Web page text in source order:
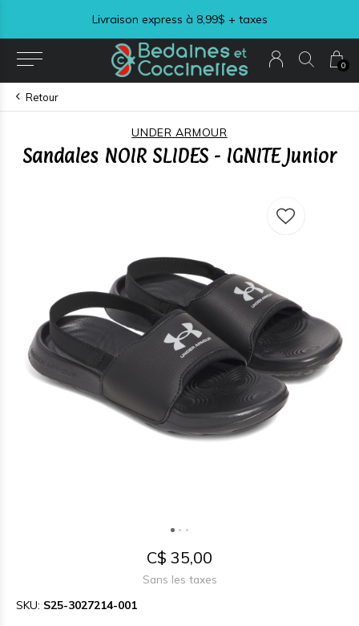
0
Livraison express à 8,99$ + taxes
Retour
UNDER ARMOUR
Sandales NOIR SLIDES - IGNITE Junior
C$ 35,00
Sans les taxes
SKU: S25-3027214-001